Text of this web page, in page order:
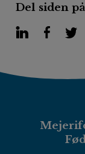
Del siden
LinkedIn